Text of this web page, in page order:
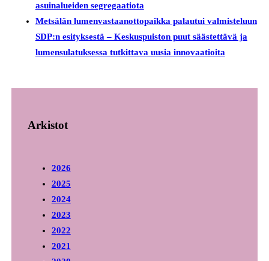
asuinalueiden segregaatiota
Metsälän lumenvastaanottopaikka palautui valmisteluun
SDP:n esityksestä – Keskuspuiston puut säästettävä ja
lumensulatuksessa tutkittava uusia innovaatioita
Arkistot
2026
2025
2024
2023
2022
2021